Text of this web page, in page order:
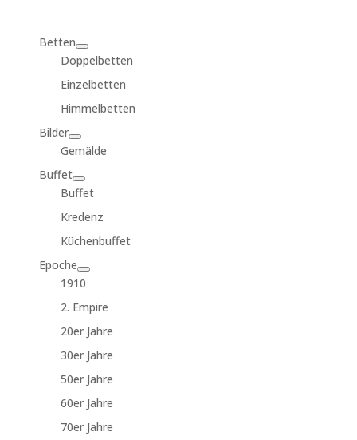
Betten
Doppelbetten
Einzelbetten
Himmelbetten
Bilder
Gemälde
Buffet
Buffet
Kredenz
Küchenbuffet
Epoche
1910
2. Empire
20er Jahre
30er Jahre
50er Jahre
60er Jahre
70er Jahre